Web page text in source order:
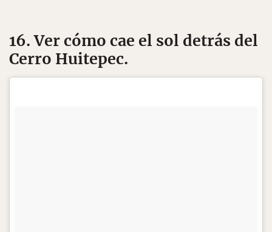
16. Ver cómo cae el sol detrás del
Cerro Huitepec.